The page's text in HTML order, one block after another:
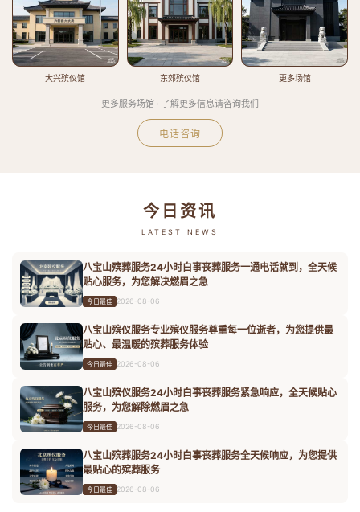
大兴殡仪馆 东郊殡仪馆 更多场馆
更多服务场馆 · 了解更多信息请咨询我们
电话咨询
今日资讯
LATEST NEWS
八宝山殡葬服务24小时白事丧葬服务一通电话就到，全天候
贴心服务，为您解决燃眉之急
今日最佳 2026-08-06
八宝山殡仪服务专业殡仪服务尊重每一位逝者，为您提供最
贴心、最温暖的殡葬服务体验
今日最佳 2026-08-06
八宝山殡仪服务24小时白事丧葬服务紧急响应，全天候贴心
服务，为您解除燃眉之急
今日最佳 2026-08-06
八宝山殡葬服务24小时白事丧葬服务全天候响应，为您提供
最贴心的殡葬服务
今日最佳 2026-08-06